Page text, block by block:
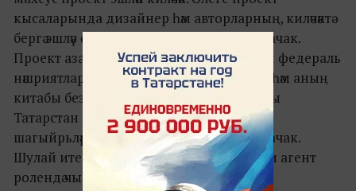
кысаларында дизайнер һәм авторларның, киләчәктә
бергә эшләү өчен, тандемнары булдырылачак.
Проект азагында республикакүләм, бәлки федераль
нәшриятлар өчен кызыклы булган автор һәм аның
китабы безнең кулларда булачак. Курсны
Татарстан Республикасының алдынгы
шагыйрьләре һәм прозаиклары алып барачак.
Шулай итеп, без беренчеләрдән булып әдәби агент
ролендә чыгыш ясыйбыз һәм әлеге эш